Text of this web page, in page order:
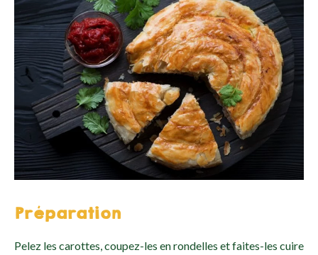
Préparation
Pelez les carottes, coupez-les en rondelles et faites-les cuire